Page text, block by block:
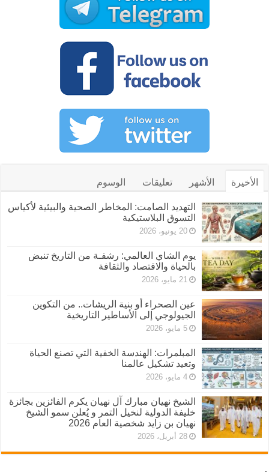
الأخيرة الأشهر تعليقات الوسوم
التهديد الصامت: المخاطر الصحية والبيئية لأكياس
التسوق البلاستيكية
20 يونيو، 2026
يوم الشاي العالمي: رشفـة من التاريخ تنبض
بالحياة والاقتصاد والثقافة
21 مايو، 2026
عين الصحراء أو بنية الريشات.. من التكوين
الجيولوجي إلى الأساطير التاريخية
5 مايو، 2026
المبلمرات: الهندسة الخفية التي تصنع الحياة
وتعيد تشكيل عالمنا
4 مايو، 2026
الشيخ نهيان مبارك آل نهيان يكرم الفائزين بجائزة
خليفة الدولية لنخيل التمر و يُعلن سمو الشيخ
نهيان بن زايد شخصية العام 2026
28 أبريل، 2026